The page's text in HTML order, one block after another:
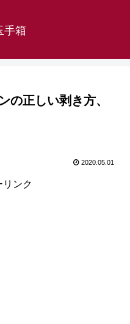
手箱
の正しい剥き方、
2020.05.01
リンク